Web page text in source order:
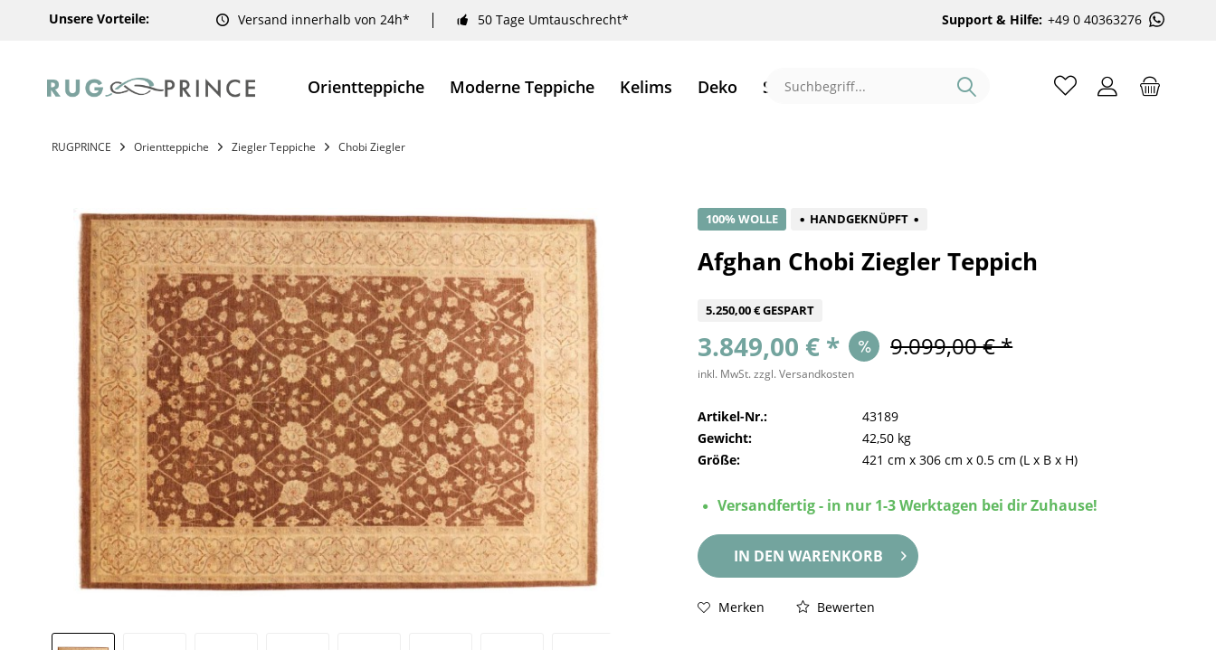
Unsere Vorteile: Versand innerhalb von 24h* 50 Tage Umtauschrecht* Support & Hilfe: +49 0 40363276
Orientteppiche Moderne Teppiche Kelims Deko Sale %
RUGPRINCE Orientteppiche Ziegler Teppiche Chobi Ziegler
100% WOLLE HANDGEKNÜPFT
Afghan Chobi Ziegler Teppich
5.250,00 € GESPART
3.849,00 € * 9.099,00 € *
inkl. MwSt.zzgl. Versandkosten
Artikel-Nr.:
43189
Gewicht:
42,50 kg
Größe:
421 cm x306 cm x0.5 cm (L x B x H)
Versandfertig - in nur 1-3 Werktagen bei dir Zuhause!
IN DEN WARENKORB
Merken Bewerten